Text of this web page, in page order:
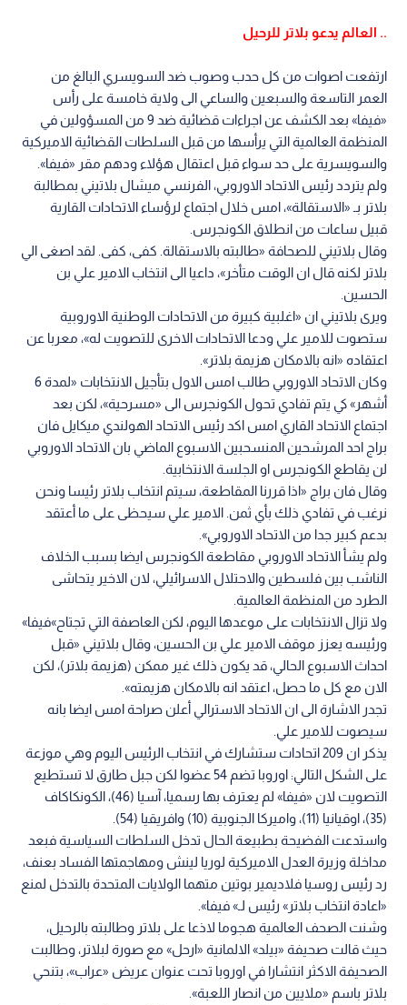
.. العالم يدعو بلاتر للرحيل
ارتفعت اصوات من كل حدب وصوب ضد السويسري البالغ من
العمر التاسعة والسبعين والساعي الى ولاية خامسة على رأس
«فيفا» بعد الكشف عن اجراءات قضائية ضد 9 من المسؤولين في
المنظمة العالمية التي يرأسها من قبل السلطات القضائية الاميركية
والسويسرية على حد سواء قبل اعتقال هؤلاء ودهم مقر «فيفا».
ولم يتردد رئيس الاتحاد الاوروبي، الفرنسي ميشال بلاتيني بمطالبة
بلاتر بـ «الاستقالة»، امس خلال اجتماع لرؤساء الاتحادات القارية
قبيل ساعات من انطلاق الكونجرس.
وقال بلاتيني للصحافة «طالبته بالاستقالة. كفى، كفى. لقد اصغى الي
بلاتر لكنه قال ان الوقت متأخر»، داعيا الى انتخاب الامير علي بن
الحسين.
ويرى بلاتيني ان «اغلبية كبيرة من الاتحادات الوطنية الاوروبية
ستصوت للامير علي ودعا الاتحادات الاخرى للتصويت له»، معربا عن
اعتقاده «انه بالامكان هزيمة بلاتر».
وكان الاتحاد الاوروبي طالب امس الاول بتأجيل الانتخابات «لمدة 6
أشهر» كي يتم تفادي تحول الكونجرس الى «مسرحية»، لكن بعد
اجتماع الاتحاد القاري امس اكد رئيس الاتحاد الهولندي ميكايل فان
براج احد المرشحين المنسحبين الاسبوع الماضي بان الاتحاد الاوروبي
لن يقاطع الكونجرس او الجلسة الانتخابية.
وقال فان براج «اذا قررنا المقاطعة، سيتم انتخاب بلاتر رئيسا ونحن
نرغب في تفادي ذلك بأي ثمن. الامير علي سيحظى على ما أعتقد
بدعم كبير جدا من الاتحاد الاوروبي».
ولم يشأ الاتحاد الاوروبي مقاطعة الكونجرس ايضا بسبب الخلاف
الناشب بين فلسطين والاحتلال الاسرائيلي، لان الاخير يتحاشى
الطرد من المنظمة العالمية.
ولا تزال الانتخابات على موعدها اليوم، لكن العاصفة التي تجتاح»فيفا»
ورئيسه يعزز موقف الامير علي بن الحسين، وقال بلاتيني «قبل
احداث الاسبوع الحالي، قد يكون ذلك غير ممكن (هزيمة بلاتر)، لكن
الان مع كل ما حصل، اعتقد انه بالامكان هزيمته».
تجدر الاشارة الى ان الاتحاد الاسترالي أعلن صراحة امس ايضا بانه
سيصوت للامير علي.
يذكر ان 209 اتحادات ستشارك في انتخاب الرئيس اليوم وهي موزعة
على الشكل التالي: اوروبا تضم 54 عضوا لكن جبل طارق لا تستطيع
التصويت لان «فيفا» لم يعترف بها رسميا، آسيا (46)، الكونكاكاف
(35)، اوقيانيا (11)، واميركا الجنوبية (10) وافريقيا (54).
واستدعت الفضيحة بطبيعة الحال تدخل السلطات السياسية فبعد
مداخلة وزيرة العدل الاميركية لوريا لينش ومهاجمتها الفساد بعنف،
رد رئيس روسيا فلاديمير بوتين متهما الولايات المتحدة بالتدخل لمنع
«اعادة انتخاب بلاتر» رئيس لـ» فيفا».
وشنت الصحف العالمية هجوما لاذعا على بلاتر وطالبته بالرحيل،
حيث قالت صحيفة «بيلد» الالمانية «ارحل» مع صورة لبلاتر، وطالبت
الصحيفة الاكثر انتشارا في اوروبا تحت عنوان عريض «عراب»، بتنحي
بلاتر باسم «ملايين من انصار اللعبة».